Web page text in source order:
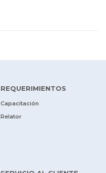
REQUERIMIENTOS
Capacitación
Relator